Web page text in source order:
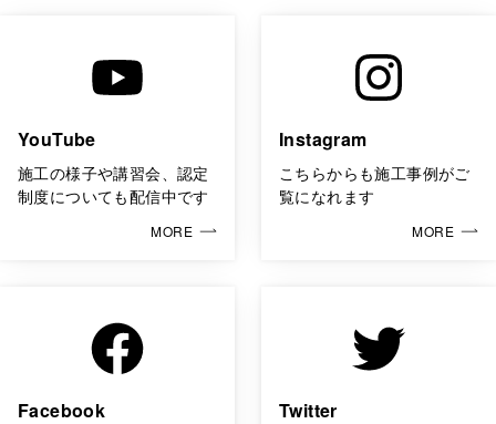
YouTube
施工の様子や講習会、認定
制度についても配信中です
MORE
Instagram
こちらからも施工事例がご
覧になれます
MORE
Facebook Twitter